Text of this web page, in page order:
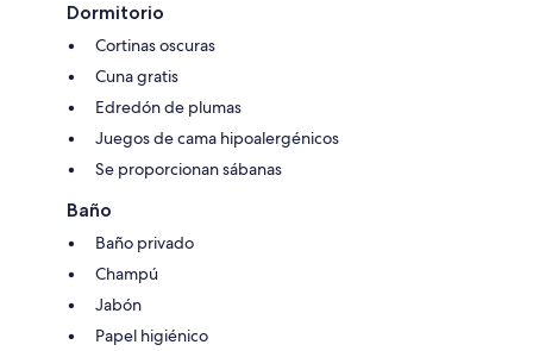
Dormitorio
Cortinas oscuras
Cuna gratis
Edredón de plumas
Juegos de cama hipoalergénicos
Se proporcionan sábanas
Baño
Baño privado
Champú
Jabón
Papel higiénico